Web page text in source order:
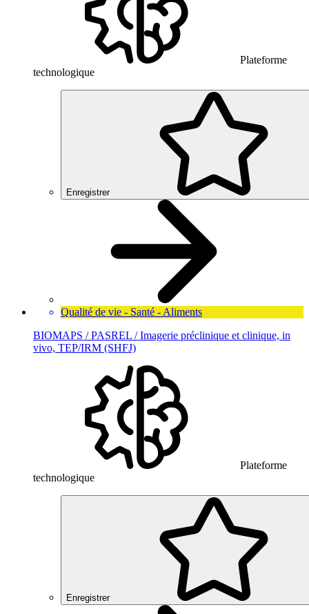
Plateforme
technologique
Enregistrer
Qualité de vie - Santé - Aliments
BIOMAPS / PASREL / Imagerie préclinique et clinique, in
vivo, TEP/IRM (SHFJ)
Plateforme
technologique
Enregistrer